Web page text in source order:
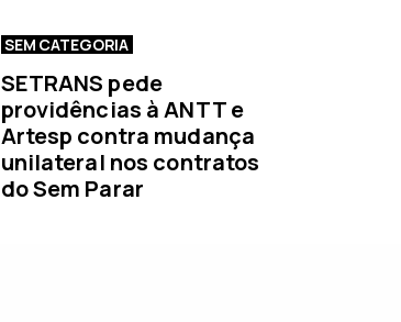
SEM CATEGORIA
SETRANS pede
providências à ANTT e
Artesp contra mudança
unilateral nos contratos
do Sem Parar